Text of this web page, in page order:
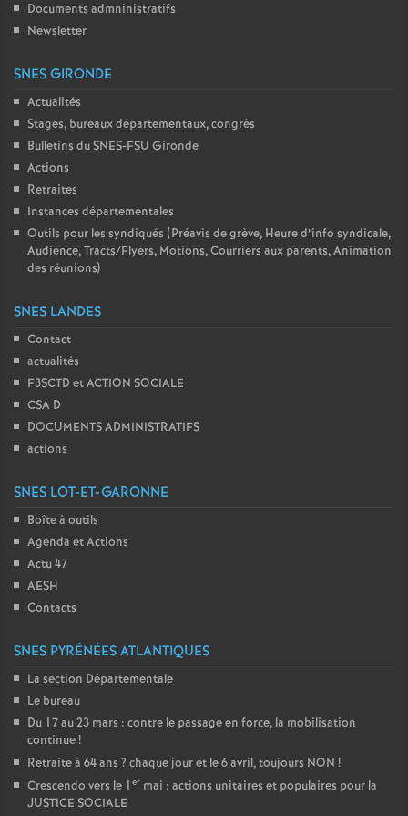
Documents admninistratifs
Newsletter
SNES GIRONDE
Actualités
Stages, bureaux départementaux, congrès
Bulletins du SNES-FSU Gironde
Actions
Retraites
Instances départementales
Outils pour les syndiqués (Préavis de grève, Heure d’info syndicale,
Audience, Tracts/Flyers, Motions, Courriers aux parents, Animation
des réunions)
SNES LANDES
Contact
actualités
F3SCTD et ACTION SOCIALE
CSA D
DOCUMENTS ADMINISTRATIFS
actions
SNES LOT-ET-GARONNE
Boîte à outils
Agenda et Actions
Actu 47
AESH
Contacts
SNES PYRÉNÉES ATLANTIQUES
La section Départementale
Le bureau
Du 17 au 23 mars : contre le passage en force, la mobilisation
continue!
Retraite à 64 ans ? chaque jour et le 6 avril, toujours NON !
Crescendo vers le 1 er mai : actions unitaires et populaires pour la
JUSTICE SOCIALE